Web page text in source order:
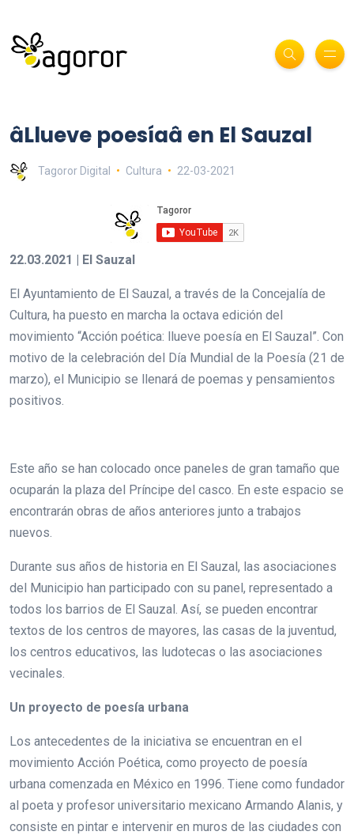
âLlueve poesíaâ en El Sauzal
Tagoror Digital Cultura 22-03-2021
22.03.2021 | El Sauzal
El Ayuntamiento de El Sauzal, a través de la Concejalía de
Cultura, ha puesto en marcha la octava edición del
movimiento “Acción poética: llueve poesía en El Sauzal”. Con
motivo de la celebración del Día Mundial de la Poesía (21 de
marzo), el Municipio se llenará de poemas y pensamientos
positivos.
Este año se han colocado once paneles de gran tamaño que
ocuparán la plaza del Príncipe del casco. En este espacio se
encontrarán obras de años anteriores junto a trabajos
nuevos.
Durante sus años de historia en El Sauzal, las asociaciones
del Municipio han participado con su panel, representado a
todos los barrios de El Sauzal. Así, se pueden encontrar
textos de los centros de mayores, las casas de la juventud,
los centros educativos, las ludotecas o las asociaciones
vecinales.
Un proyecto de poesía urbana
Los antecedentes de la iniciativa se encuentran en el
movimiento Acción Poética, como proyecto de poesía
urbana comenzada en México en 1996. Tiene como fundador
al poeta y profesor universitario mexicano Armando Alanis, y
consiste en pintar e intervenir en muros de las ciudades con